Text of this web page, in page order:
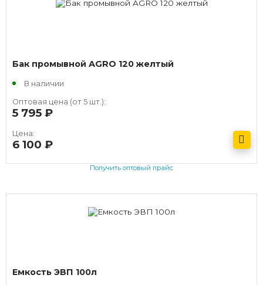
Бак промывной AGRO 120 желтый
В наличии
Оптовая цена (от 5 шт.):
5 795
Цена:
6 100
Получить оптовый прайс
Емкость ЭВП 100л